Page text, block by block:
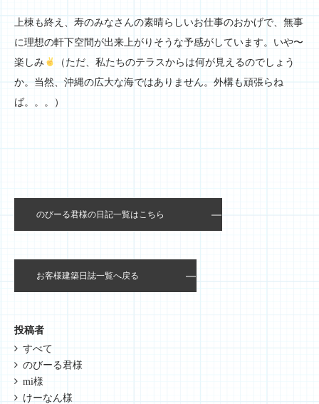
上棟も終え、寿のみなさんの素晴らしいお仕事のおかげで、無事
に理想の軒下空間が出来上がりそうな予感がしています。いや〜
楽しみ
（ただ、私たちのテラスからは何が見えるのでしょう
か。当然、沖縄の広大な海ではありません。外構も頑張らね
ば。。。）
のびーる君様の日記一覧はこちら
お客様建築日誌一覧へ戻る
投稿者
すべて
のびーる君様
mi様
けーなん様